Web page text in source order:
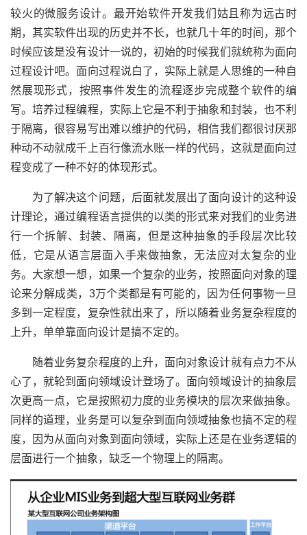
较火的微服务设计。最开始软件开发我们姑且称为远古时
期，其实软件出现的历史并不长，也就几十年的时间，那个
时候应该是没有设计一说的，初始的时候我们就统称为面向
过程设计吧。面向过程说白了，实际上就是人思维的一种自
然展现形式，按照事件发生的流程逐步完成整个软件的编
写。培养过程编程，实际上它是不利于抽象和封装，也不利
于隔离，很容易写出难以维护的代码，相信我们都很讨厌那
种动不动就成千上百行像流水账一样的代码，这就是面向过
程变成了一种不好的体现形式。
为了解决这个问题，后面就发展出了面向设计的这种设
计理论，通过编程语言提供的以类的形式来对我们的业务进
行一个拆解、封装、隔离，但是这种抽象的手段层次比较
低，它是从语言层面入手来做抽象，无法应对太复杂的业
务。大家想一想，如果一个复杂的业务，按照面向对象的理
论来分解成类，3万个类都是有可能的，因为任何事物一旦
多到一定程度，复杂性就出来了，所以随着业务复杂程度的
上升，单单靠面向设计是搞不定的。
随着业务复杂程度的上升，面向对象设计就有点力不从
心了，就轮到面向领域设计登场了。面向领域设计的抽象层
次更高一点，它是按照初力度的业务模块的层次来做抽象。
同样的道理，业务是可以复杂到面向领域抽象也搞不定的程
度，因为从面向对象到面向领域，实际上还是在业务逻辑的
层面进行一个抽象，缺乏一个物理上的隔离。